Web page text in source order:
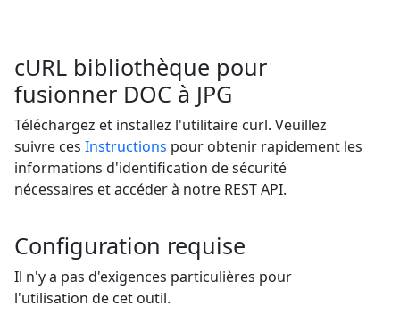
cURL bibliothèque pour
fusionner DOC à JPG
Téléchargez et installez l'utilitaire curl. Veuillez
suivre ces Instructions pour obtenir rapidement les
informations d'identification de sécurité
nécessaires et accéder à notre REST API.
Configuration requise
Il n'y a pas d'exigences particulières pour
l'utilisation de cet outil.